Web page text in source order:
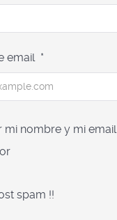
email *
mi nombre y mi
spam !!